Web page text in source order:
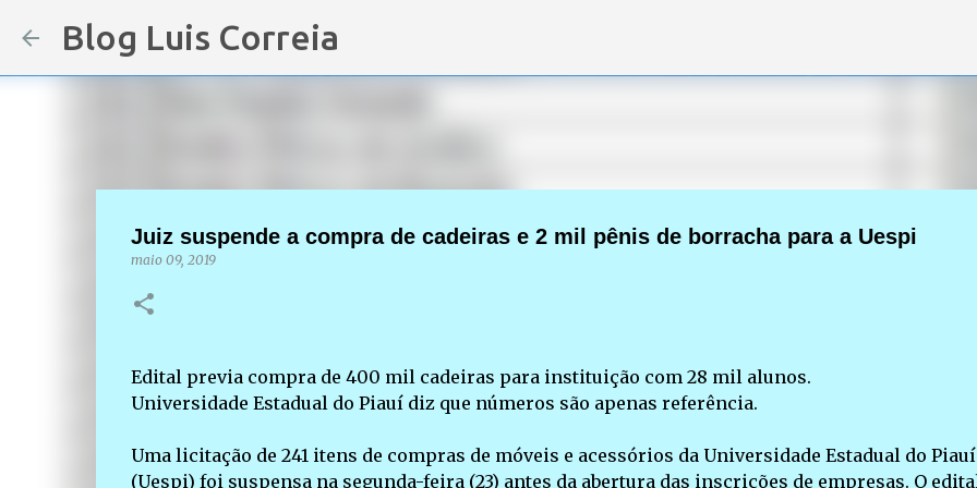
Blog Luis Correia
Juiz suspende a compra de cadeiras e 2 mil pênis de borracha para a Uespi
maio 09, 2019
Edital previa compra de 400 mil cadeiras para instituição com 28 mil alunos.
Universidade Estadual do Piauí diz que números são apenas referência.
Uma licitação de 241 itens de compras de móveis e acessórios da Universidade Estadual do Piauí
(Uespi) foi suspensa na segunda-feira (23) antes da abertura das inscrições de empresas. O